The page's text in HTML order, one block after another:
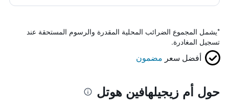
*يشمل المجموع الضرائب المحلية المقدرة والرسوم المستحقة عند
تسجيل المغادرة.
أفضل سعر مضمون
حول أم زيجيلهافين هوتل